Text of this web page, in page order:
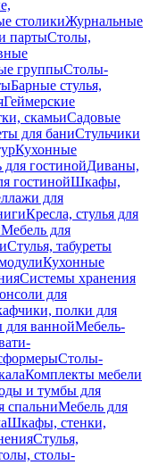
столикиЖурнальные
партыСтолы,
группыСтолы-
Барные стулья,
Геймерские
скамьиСадовые
для баниСтульчики
Кухонные
гостинойДиваны,
гостинойШкафы,
для
Кресла, стулья для
Мебель для
Стулья, табуреты
Кухонные
Системы хранения
для
полки для
для ваннойМебель-
Столы-
Комплекты мебели
и тумбы для
Мебель для
Шкафы, стенки,
Стулья,
столы-